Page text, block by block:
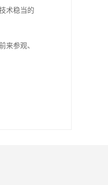
术稳当的
来参观、